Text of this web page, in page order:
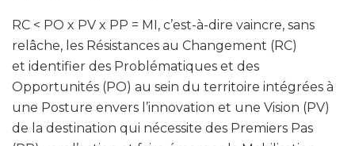
RC < PO x PV x PP = MI, c’est-à-dire vaincre, sans
relâche, les Résistances au Changement (RC)
et identifier des Problématiques et des
Opportunités (PO) au sein du territoire intégrées à
une Posture envers l’innovation et une Vision (PV)
de la destination qui nécessite des Premiers Pas